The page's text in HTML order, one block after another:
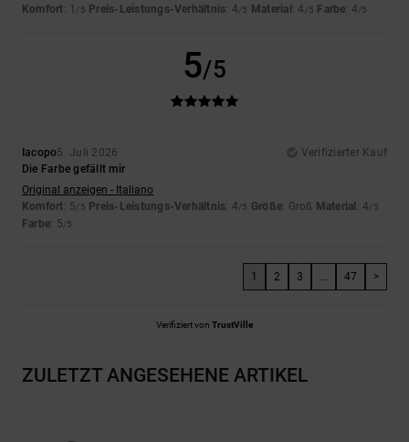
Komfort: 1 /5 Preis-Leistungs-Verhältnis: 4/5 Material: 4 /5 Farbe: 4/5
5/5
Iacopo5. Juli 2026
Verifizierter Kauf
Die Farbe gefällt mir
Original anzeigen - Italiano
Komfort: 5/5 Preis-Leistungs-Verhältnis: 4/5 Größe: Groß Material : 4/5
Farbe: 5/5
1 2 3 ... 47 >
Verifiziert von TrustVille
ZULETZT ANGESEHENE ARTIKEL